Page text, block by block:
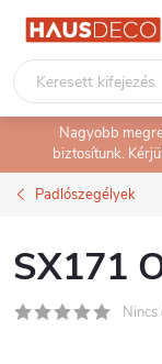
Ugrás
tartalomhoz
Nagyobb
biztosítunk.
Padlószegélyek
SX171